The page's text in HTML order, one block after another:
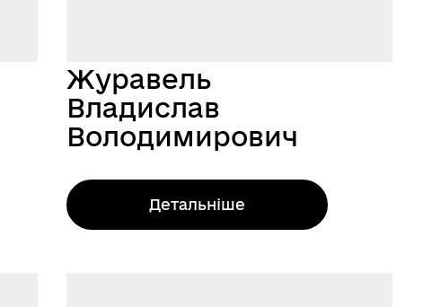
Журавель
Владислав
Володимирович
Детальніше